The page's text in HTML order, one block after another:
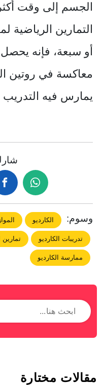
الجسم إلى وقت
التمارين الرياضية
أو سبعة، فإنه
معاكسة في روتين
يمارس فيه
وسوم: الكارديو
تدريبات الكارديو تمارين
ممارسة الكارديو
مقالات مختارة